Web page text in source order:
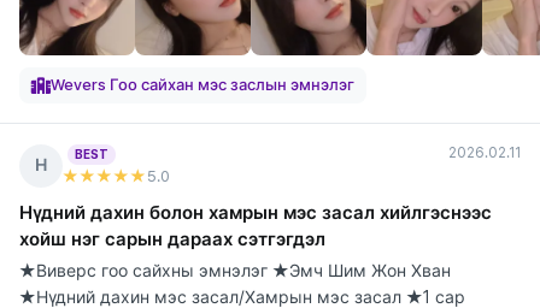
Wevers Гоо сайхан мэс заслын эмнэлэг
Н
BEST
★★★★★ 5.0
2026.02.11
Нүдний дахин болон хамрын мэс засал хийлгэснээс
хойш нэг сарын дараах сэтгэгдэл
★Виверс гоо сайхны эмнэлэг ★Эмч Шим Жон Хван
★Нүдний дахин мэс засал/Хамрын мэс засал ★1 сар